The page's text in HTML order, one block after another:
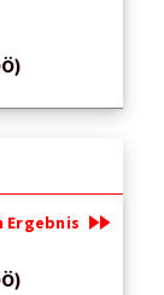
Ergebnis fast_forward